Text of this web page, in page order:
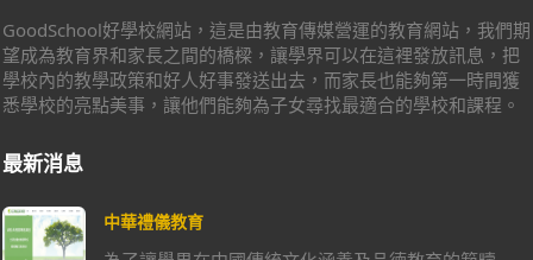
GoodSchool好學校網站，這是由教育傳媒營運的教育網站，我們期
望成為教育界和家長之間的橋樑，讓學界可以在這裡發放訊息，把
學校內的教學政策和好人好事發送出去，而家長也能夠第一時間獲
悉學校的亮點美事，讓他們能夠為子女尋找最適合的學校和課程。
最新消息
中華禮儀教育